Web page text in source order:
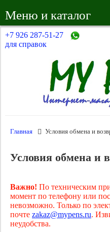
Меню и каталог
+7 926 287-51-27
для справок
Главная Условия обмена и
Условия обмена и
Важно! По техническим
момент по телефону или
невозможно. Только по
почте zakaz@mypens.ru.
неудобства.